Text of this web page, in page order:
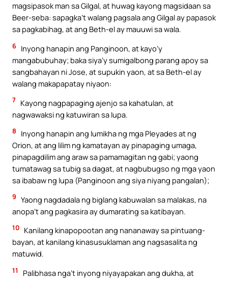
magsipasok man sa Gilgal, at huwag kayong magsidaan sa
Beer-seba: sapagka’t walang pagsala ang Gilgal ay papasok
sa pagkabihag, at ang Beth-el ay mauuwi sa wala.
6 Inyong hanapin ang Panginoon, at kayo’y
mangabubuhay; baka siya’y sumigalbong parang apoy sa
sangbahayan ni Jose, at supukin yaon, at sa Beth-el ay
walang makapapatay niyaon:
7 Kayong nagpapaging ajenjo sa kahatulan, at
nagwawaksi ng katuwiran sa lupa.
8
Inyong hanapin ang lumikha ng mga Pleyades at ng
Orion, at ang lilim ng kamatayan ay pinapaging umaga,
pinapagdilim ang araw sa pamamagitan ng gabi; yaong
tumatawag sa tubig sa dagat, at nagbubugso ng mga yaon
sa ibabaw ng lupa (Panginoon ang siya niyang pangalan);
9 Yaong nagdadala ng biglang kabuwalan sa malakas, na
anopa’t ang pagkasira ay dumarating sa katibayan.
10 Kanilang kinapopootan ang nananaway sa pintuang-
bayan, at kanilang kinasusuklaman ang nagsasalita ng
matuwid.
11
Palibhasa nga’t inyong niyayapakan ang dukha, at